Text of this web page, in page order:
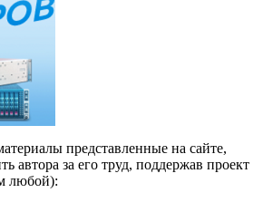
представленные на сайте,
автора за его труд, поддержав проект
любой):